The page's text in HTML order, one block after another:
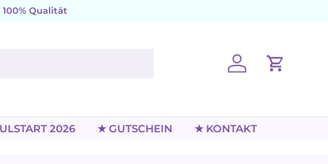
100% Qualität
Einloggen
2026 ★ GUTSCHEIN ★ KONTAKT